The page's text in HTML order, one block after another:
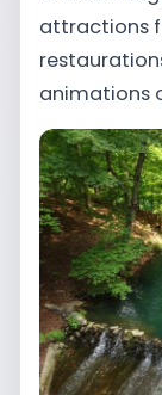
attractions
animations